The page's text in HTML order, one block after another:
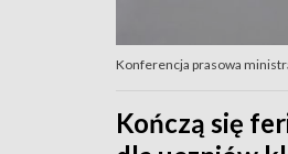
Konferencja prasowa
Kończą się